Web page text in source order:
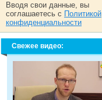
Вводя свои данные, вы
соглашаетесь с Политикой
конфиденциальности
Свежее видео: